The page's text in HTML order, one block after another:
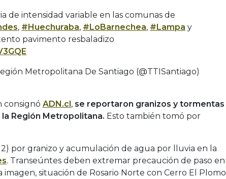
de intensidad variable en las comunas de
, #Huechuraba, #LoBarnechea, #Lampa y
pavimento resbaladizo
Metropolitana De Santiago (@TTISantiago)
consignó ADN.cl, se reportaron granizos y tormentas
Región Metropolitana. Esto también tomó por
por granizo y acumulación de agua por lluvia en la
. Transeúntes deben extremar precaución de paso en
imagen, situación de Rosario Norte con Cerro El Plomo